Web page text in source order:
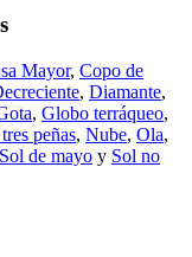
Mayor, Copo de
, Diamante,
, Globo terráqueo,
peñas, Nube, Ola,
Sol de mayo y Sol no